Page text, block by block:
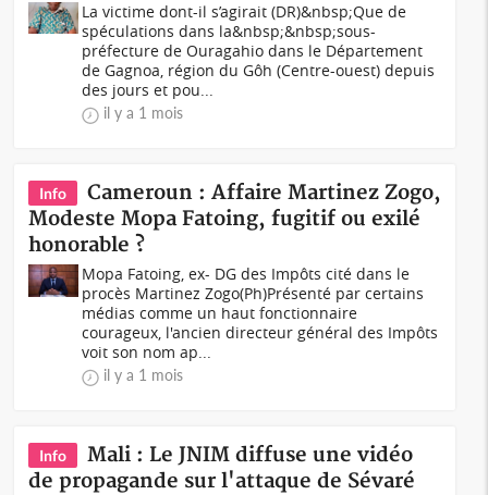
La victime dont-il s’agirait (DR)&nbsp;Que de
spéculations dans la&nbsp;&nbsp;sous-
préfecture de Ouragahio dans le Département
de Gagnoa, région du Gôh (Centre-ouest) depuis
des jours et pou...
il y a 1 mois
Info
Cameroun : Affaire Martinez Zogo,
Modeste Mopa Fatoing, fugitif ou exilé
honorable ?
Mopa Fatoing, ex- DG des Impôts cité dans le
procès Martinez Zogo(Ph)Présenté par certains
médias comme un haut fonctionnaire
courageux, l'ancien directeur général des Impôts
voit son nom ap...
il y a 1 mois
Info
Mali : Le JNIM diffuse une vidéo
de propagande sur l'attaque de Sévaré